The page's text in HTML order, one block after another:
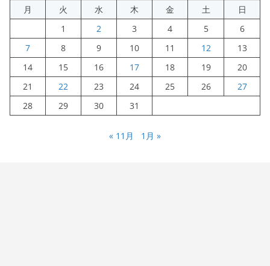
月
火 水 木 金 土
日
1
2 3 4 5
6
7
8 9 10 11 12
13
14
15 16 17 18 19
20
21
22 23 24 25 26
27
28
29 30 31
« 11月 1月 »